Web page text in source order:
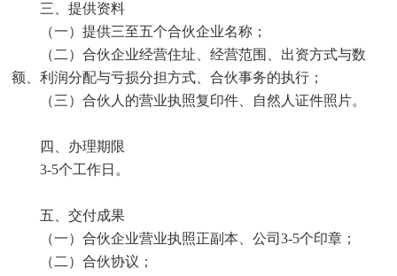
三、提供资料
（一）提供三至五个合伙企业名称；
（二）合伙企业经营住址、经营范围、出资方式与数
额、利润分配与亏损分担方式、合伙事务的执行；
（三）合伙人的营业执照复印件、自然人证件照片。
四、办理期限
3-5个工作日。
五、交付成果
（一）合伙企业营业执照正副本、公司3-5个印章；
（二）合伙协议；